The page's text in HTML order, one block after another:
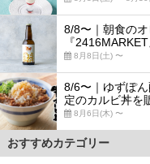
8/8〜｜朝食の
『
8月8日(土) 〜
8/6〜｜ゆずぽ
定のカルビ丼を
8月6日(木) 〜
おすすめカテゴリー